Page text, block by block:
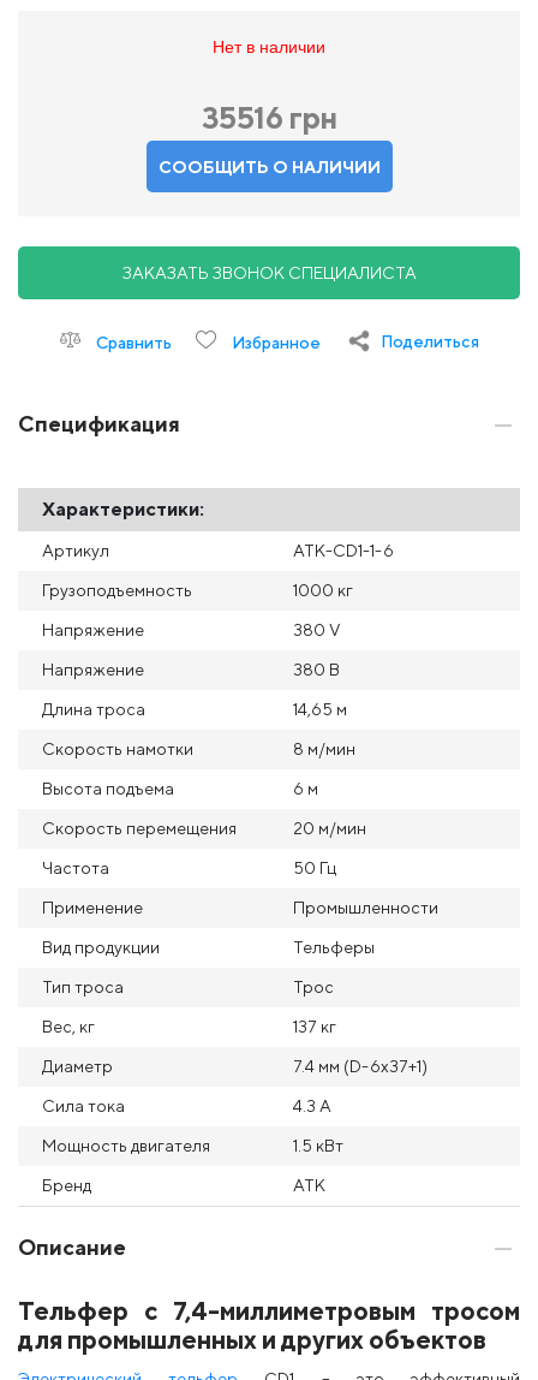
Нет в наличии
35516 грн
СООБЩИТЬ О НАЛИЧИИ
ЗАКАЗАТЬ ЗВОНОК СПЕЦИАЛИСТА
Сравнить Избранное Поделиться
Спецификация
Характеристики:
Артикул ATK-CD1-1-6
Грузоподъемность 1000 кг
Напряжение 380 V
Напряжение 380 В
Длина троса 14,65 м
Скорость намотки 8 м/мин
Высота подъема 6 м
Скорость перемещения 20 м/мин
Частота 50 Гц
Применение Промышленности
Вид продукции Тельферы
Тип троса Трос
Вес, кг 137 кг
Диаметр 7.4 мм (D-6x37+1)
Сила тока 4.3 А
Мощность двигателя 1.5 кВт
Бренд АТК
Описание
Тельфер с 7,4-миллиметровым тросом
для промышленных и других объектов